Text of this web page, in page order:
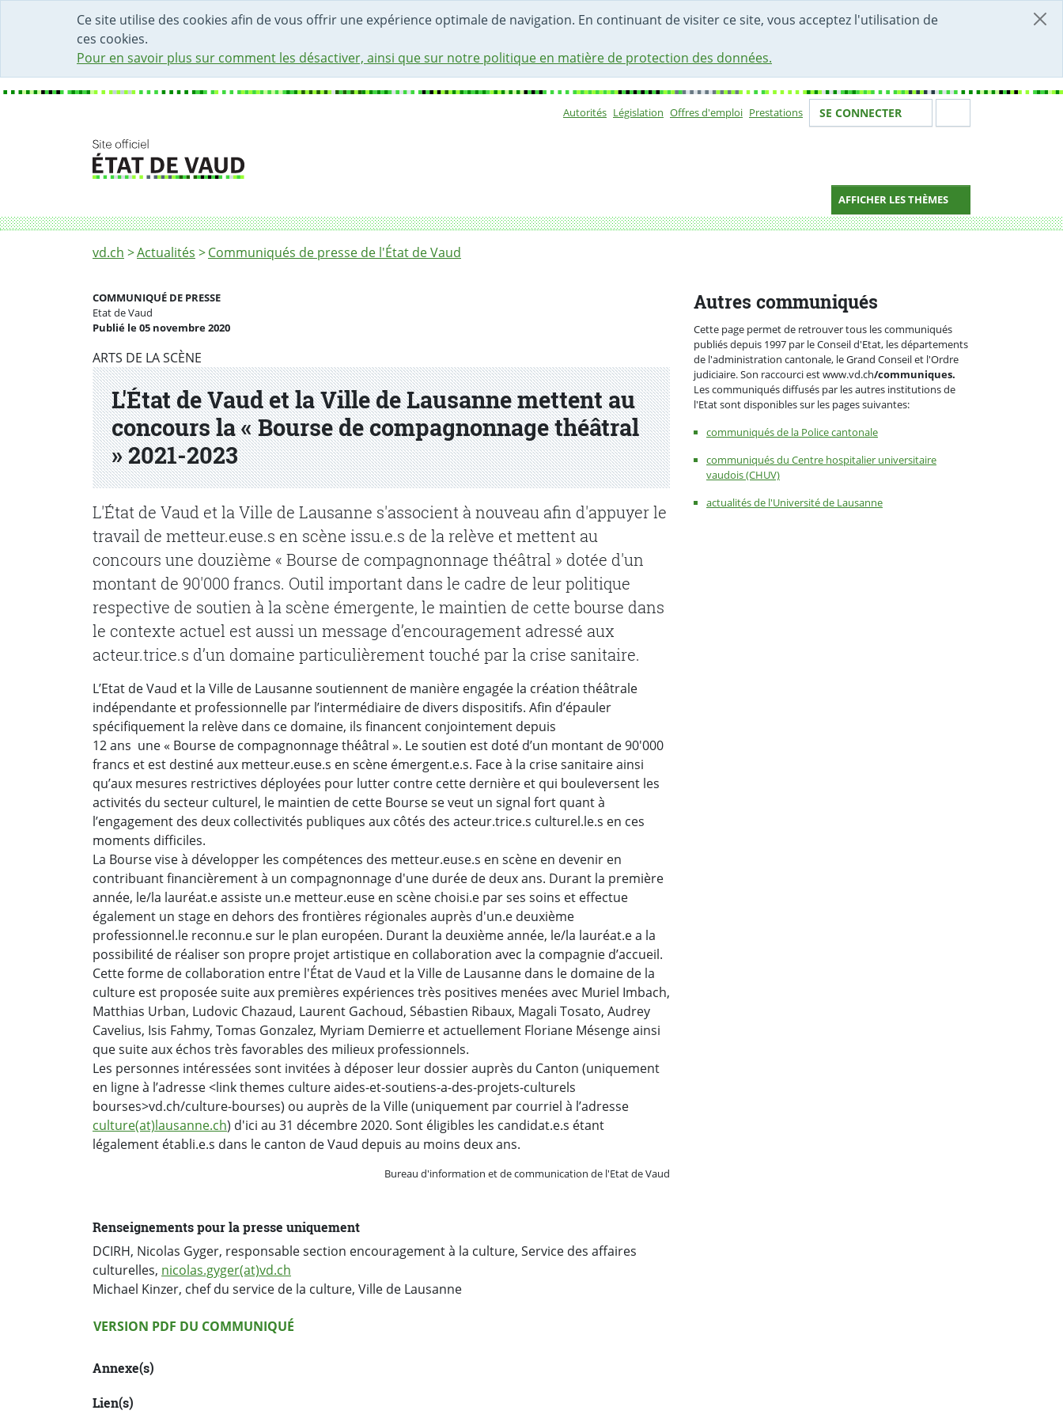
Ce site utilise des cookies afin de vous offrir une expérience optimale de navigation. En continuant de visiter ce site, vous acceptez l'utilisation de
ces cookies.
Pour en savoir plus sur comment les désactiver, ainsi que sur notre politique en matière de protection des données.
DÉBUT DU CONTENU DE LA PAGE
ACCÈS AU CHAMP DE RECHERCHE
PAGE D'ACCUEIL
FORMULAIRE DE CONTACT
Autorités Législation Offres d'emploi Prestations Votre identité
SE CONNECTER
AFFICHER LES THÈMES
Fil d'Ariane
vd.ch Actualités Communiqués de presse de l'État de Vaud
L'État de Vaud et la Ville de Lausanne mettent au concours la « Bourse de compagnonnage théâtral » 2021-2023
L'État de Vaud et la Ville de Lausanne mettent au
concours la « Bourse de compagnonnage théâtral
» 2021-2023
COMMUNIQUÉ DE PRESSE
Etat de Vaud
Publié le 05 novembre 2020
Partenaire(s)
ARTS DE LA SCÈNE
L'État de Vaud et la Ville de Lausanne s'associent à nouveau afin d'appuyer le
travail de metteur.euse.s en scène issu.e.s de la relève et mettent au
concours une douzième « Bourse de compagnonnage théâtral » dotée d'un
montant de 90'000 francs. Outil important dans le cadre de leur politique
respective de soutien à la scène émergente, le maintien de cette bourse dans
le contexte actuel est aussi un message d’encouragement adressé aux
acteur.trice.s d’un domaine particulièrement touché par la crise sanitaire.
L’Etat de Vaud et la Ville de Lausanne soutiennent de manière engagée la création théâtrale
indépendante et professionnelle par l’intermédiaire de divers dispositifs. Afin d’épauler
spécifiquement la relève dans ce domaine, ils financent conjointement depuis
12 ans une « Bourse de compagnonnage théâtral ». Le soutien est doté d’un montant de 90'000
francs et est destiné aux metteur.euse.s en scène émergent.e.s. Face à la crise sanitaire ainsi
qu’aux mesures restrictives déployées pour lutter contre cette dernière et qui bouleversent les
activités du secteur culturel, le maintien de cette Bourse se veut un signal fort quant à
l’engagement des deux collectivités publiques aux côtés des acteur.trice.s culturel.le.s en ces
moments difficiles.
La Bourse vise à développer les compétences des metteur.euse.s en scène en devenir en
contribuant financièrement à un compagnonnage d'une durée de deux ans. Durant la première
année, le/la lauréat.e assiste un.e metteur.euse en scène choisi.e par ses soins et effectue
également un stage en dehors des frontières régionales auprès d'un.e deuxième
professionnel.le reconnu.e sur le plan européen. Durant la deuxième année, le/la lauréat.e a la
possibilité de réaliser son propre projet artistique en collaboration avec la compagnie d’accueil.
Cette forme de collaboration entre l'État de Vaud et la Ville de Lausanne dans le domaine de la
culture est proposée suite aux premières expériences très positives menées avec Muriel Imbach,
Matthias Urban, Ludovic Chazaud, Laurent Gachoud, Sébastien Ribaux, Magali Tosato, Audrey
Cavelius, Isis Fahmy, Tomas Gonzalez, Myriam Demierre et actuellement Floriane Mésenge ainsi
que suite aux échos très favorables des milieux professionnels.
Les personnes intéressées sont invitées à déposer leur dossier auprès du Canton (uniquement
en ligne à l’adresse <link themes culture aides-et-soutiens-a-des-projets-culturels
bourses>vd.ch/culture-bourses) ou auprès de la Ville (uniquement par courriel à l’adresse
culture(at)lausanne.ch) d'ici au 31 décembre 2020. Sont éligibles les candidat.e.s étant
légalement établi.e.s dans le canton de Vaud depuis au moins deux ans.
Bureau d'information et de communication de l'Etat de Vaud
Renseignements pour la presse uniquement
DCIRH, Nicolas Gyger, responsable section encouragement à la culture, Service des affaires
culturelles, nicolas.gyger(at)vd.ch
Michael Kinzer, chef du service de la culture, Ville de Lausanne
Version PDF
VERSION PDF DU COMMUNIQUÉ
Annexe(s)
Lien(s)
Autres communiqués
Cette page permet de retrouver tous les communiqués
publiés depuis 1997 par le Conseil d'Etat, les départements
de l'administration cantonale, le Grand Conseil et l'Ordre
judiciaire. Son raccourci est www.vd.ch/communiques.
Les communiqués diffusés par les autres institutions de
l'Etat sont disponibles sur les pages suivantes:
communiqués de la Police cantonale
communiqués du Centre hospitalier universitaire
vaudois (CHUV)
actualités de l'Université de Lausanne